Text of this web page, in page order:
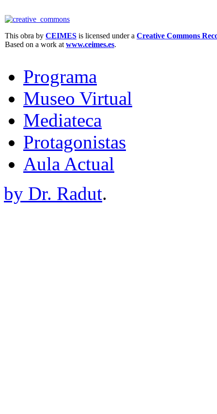
This obra by CEIMES is licensed under a Creative Commons
Based on a work at www.ceimes.es.
Programa
Museo Virtual
Mediateca
Protagonistas
Aula Actual
by Dr. Radut.